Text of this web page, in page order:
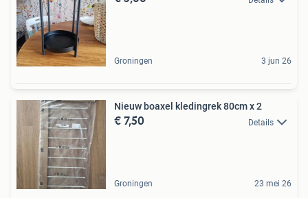
Groningen 3 jun 26
Nieuw boaxel kledingrek 80cm x 2
€ 7,50 Details
Groningen 23 mei 26